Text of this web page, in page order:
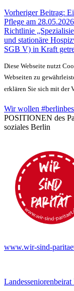
Vorheriger Beitrag:
Pflege am 28.05.2026
Richtlinie
und stationäre
SGB V) in Kraft
Diese Webseite nutzt
Webseiten zu
erklären Sie sich mit der
Wir wollen
POSITIONEN des
soziales Berlin
www.wir-sind-